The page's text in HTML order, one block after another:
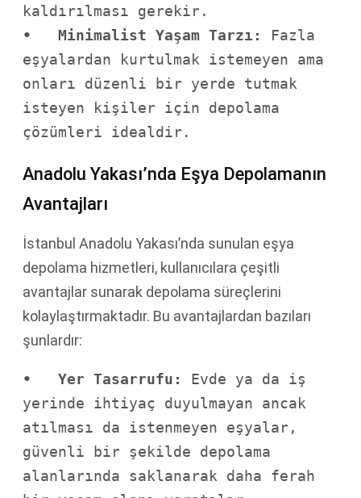
•   Minimalist Yaşam Tarzı:
Fazla
eşyalardan kurtulmak istemeyen ama
onları düzenli bir yerde tutmak
isteyen kişiler için depolama
çözümleri idealdir.
Anadolu Yakası’nda Eşya Depolamanın
Avantajları
İstanbul Anadolu Yakası’nda sunulan eşya
depolama hizmetleri, kullanıcılara çeşitli
avantajlar sunarak depolama süreçlerini
kolaylaştırmaktadır. Bu avantajlardan bazıları
şunlardır:
•   Yer Tasarrufu:
Evde ya da iş
yerinde ihtiyaç duyulmayan ancak
atılması da istenmeyen eşyalar,
güvenli bir şekilde depolama
alanlarında saklanarak daha ferah